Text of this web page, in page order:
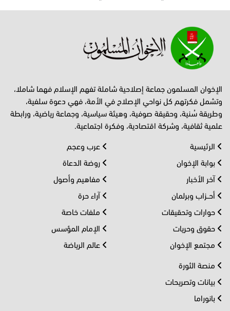
الإخوان المسلمون جماعة إصلاحية شاملة تفهم الإسلام فهما شاملا،
وتشمل فكرتهم كل نواحي الإصلاح في الأمة، فهي دعوة سلفية،
وطريقة سُنية، وحقيقة صوفية، وهيئة سياسية، وجماعة رياضية، ورابطة
علمية ثقافية، وشركة اقتصادية، وفكرة اجتماعية.
الرئيسية
بوابة الإخوان
آخر الأخبار
أحــزاب وبرلمان
حوارات وتحقيقات
حقوق وحريات
مجتمع الإخوان
عرب وعجم
روضة الدعاة
مفاهيم وأصول
آراء حرة
ملفات خاصة
الإمام المؤسس
عالم الرياضة
منصة الثورة
بيانات وتصريحات
بانوراما